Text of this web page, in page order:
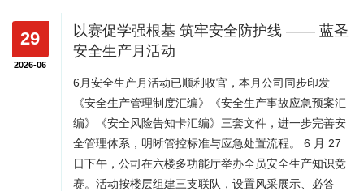
以赛促学强根基 筑牢安全防护线 —— 蓝圣
安全生产月活动
6月安全生产月活动已顺利收官，本月公司同步印发
《安全生产管理制度汇编》《安全生产事故应急预案汇
编》《安全风险告知卡汇编》三套文件，进一步完善安
全管理体系，明晰管控标准与应急处置流程。 6 月 27
日下午，公司在六楼多功能厅举办全员安全生产知识竞
赛。活动按楼层组建三支联队，设置风采展示、必答